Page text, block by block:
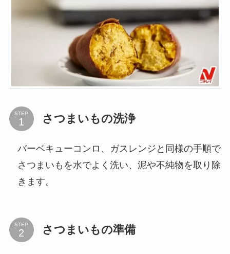
STEP さつまいもの洗浄
バーベキューコンロ、ガスレンジと同様の手順で
さつまいもを水でよく洗い、泥や不純物を取り除
きます。
STEP さつまいもの準備